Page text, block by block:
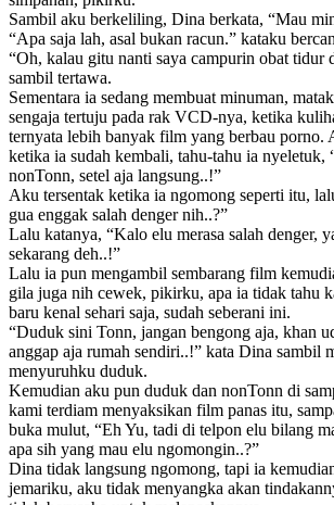
Sambil aku berkeliling, Dina berkata, “Mau
“Apa saja lah, asal bukan racun.” kataku
“Oh, kalau gitu nanti saya campurin obat tidur
sambil tertawa.
Sementara ia sedang membuat minuman,
sengaja tertuju pada rak VCD-nya, ketika
ternyata lebih banyak film yang berbau porno.
ketika ia sudah kembali, tahu-tahu ia nyeletuk,
nonTonn, setel aja langsung..!”
Aku tersentak ketika ia ngomong seperti itu,
gua enggak salah denger nih..?”
Lalu katanya, “Kalo elu merasa salah denger,
sekarang deh..!”
Lalu ia pun mengambil sembarang film
gila juga nih cewek, pikirku, apa ia tidak tahu
baru kenal sehari saja, sudah seberani ini.
“Duduk sini Tonn, jangan bengong aja, khan
anggap aja rumah sendiri..!” kata Dina sambil
menyuruhku duduk.
Kemudian aku pun duduk dan nonTonn di
kami terdiam menyaksikan film panas itu,
buka mulut, “Eh Yu, tadi di telpon elu bilang
apa sih yang mau elu ngomongin..?”
Dina tidak langsung ngomong, tapi ia
jemariku, aku tidak menyangka akan